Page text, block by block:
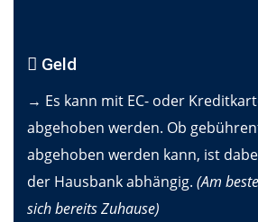
Geld
→ Es kann mit EC- oder
abgehoben werden. Ob
abgehoben werden kann, ist
der Hausbank abhängig. (Am
sich bereits Zuhause)